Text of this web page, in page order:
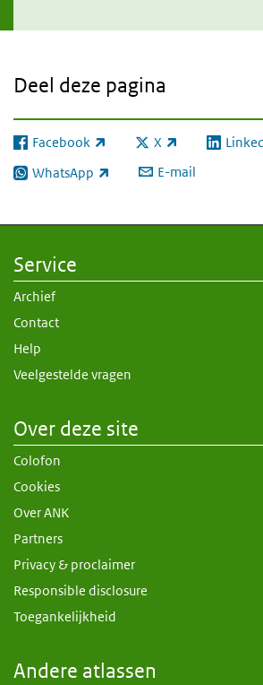
Deel deze pagina
Facebook
(externe link) X
(externe link)(externe
WhatsApp
(externe link) E-mail
Service
Archief
Contact
Help
Veelgestelde vragen
Over deze site
Colofon
Cookies
Over ANK
Partners
Privacy & proclaimer
Responsible disclosure
Toegankelijkheid
Andere atlassen